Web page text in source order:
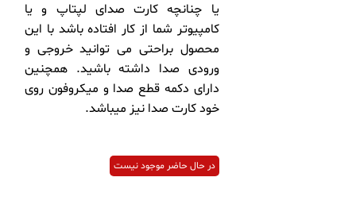
یا چنانچه کارت صدای لپتاپ و یا
کامپیوتر شما از کار افتاده باشد با این
محصول براحتی می توانید خروجی و
ورودی صدا داشته باشید. همچنین
دارای دکمه قطع صدا و میکروفون روی
خود کارت صدا نیز میباشد.
در حال حاضر موجود نیست